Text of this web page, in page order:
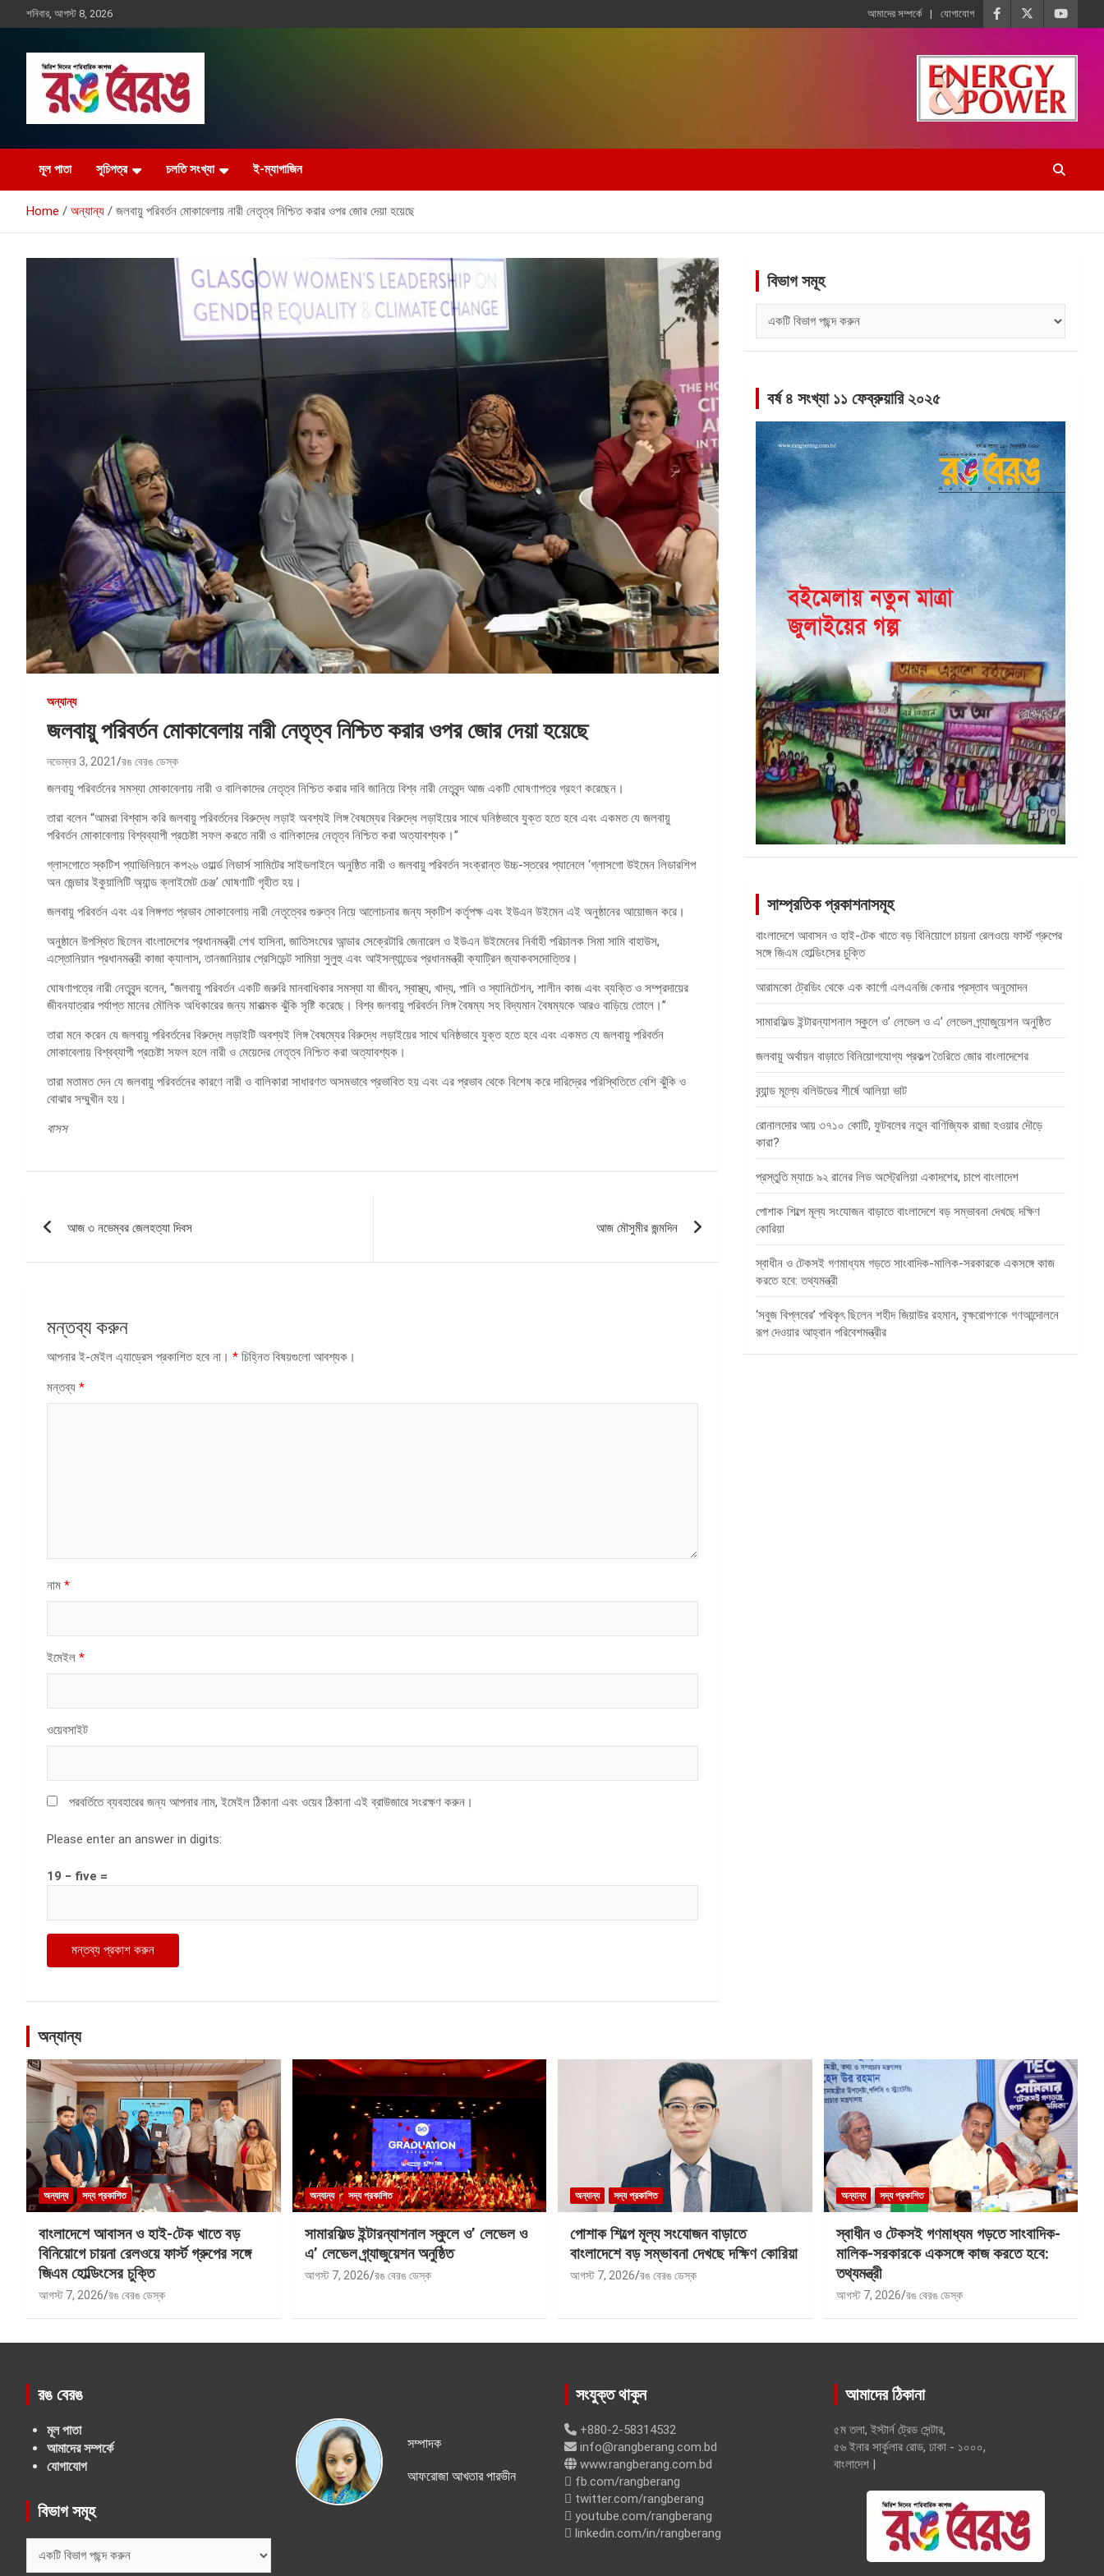
to
শনিবার, আগস্ট 8, 2026 আমাদের সম্পর্কে যোগাযোগ
রঙ বেরঙ
মূল পাতা সূচিপত্র চলতি সংখ্যা ই-ম্যাগাজিন
Home অন্যান্য জলবায়ু পরিবর্তন মোকাবেলায় নারী নেতৃত্ব নিশ্চিত করার ওপর জোর দেয়া হয়েছে
অন্যান্য
জলবায়ু পরিবর্তন মোকাবেলায় নারী নেতৃত্ব নিশ্চিত করার ওপর জোর দেয়া হয়েছে
নভেম্বর 3, 2021 রঙ বেরঙ ডেস্ক
জলবায়ু পরিবর্তনের সমস্যা মোকাবেলায় নারী ও বালিকাদের নেতৃত্ব নিশ্চিত করার দাবি জানিয়ে বিশ্ব নারী নেতৃবৃন্দ আজ একটি ঘোষণাপত্র গ্রহণ করেছেন।
তারা বলেন “আমরা বিশ্বাস করি জলবায়ু পরিবর্তনের বিরুদ্ধে লড়াই অবশ্যই লিঙ্গ বৈষম্যের বিরুদ্ধে লড়াইয়ের সাথে ঘনিষ্ঠভাবে যুক্ত হতে হবে এবং একমত যে জলবায়ু
পরিবর্তন মোকাবেলায় বিশ্বব্যাপী প্রচেষ্টা সফল করতে নারী ও বালিকাদের নেতৃত্ব নিশ্চিত করা অত্যাবশ্যক।”
গ্লাসগোতে স্কটিশ প্যাভিলিয়নে কপ২৬ ওয়ার্ল্ড লিডার্স সামিটের সাইডলাইনে অনুষ্ঠিত নারী ও জলবায়ু পরিবর্তন সংক্রান্ত উচ্চ-স্তরের প্যানেলে ‘গ্লাসগো উইমেন লিডারশিপ
অন জেন্ডার ইকুয়ালিটি অ্যান্ড ক্লাইমেট চেঞ্জ’ ঘোষণাটি গৃহীত হয়।
জলবায়ু পরিবর্তন এবং এর লিঙ্গগত প্রভাব মোকাবেলায় নারী নেতৃত্বের গুরুত্ব নিয়ে আলোচনার জন্য স্কটিশ কর্তৃপক্ষ এবং ইউএন উইমেন এই অনুষ্ঠানের আয়োজন করে।
অনুষ্ঠানে উপস্থিত ছিলেন বাংলাদেশের প্রধানমন্ত্রী শেখ হাসিনা, জাতিসংঘের আন্ডার সেক্রেটারি জেনারেল ও ইউএন উইমেনের নির্বাহী পরিচালক সিমা সামি বাহাউস,
এস্তোনিয়ান প্রধানমন্ত্রী কাজা ক্যালাস, তানজানিয়ার প্রেসিডেন্ট সামিয়া সুলুহু এবং আইসল্যান্ডের প্রধানমন্ত্রী ক্যাট্রিন জ্যাকবসদোত্তির।
ঘোষণাপত্রে নারী নেতৃবৃন্দ বলেন, “জলবায়ু পরিবর্তন একটি জরুরি মানবাধিকার সমস্যা যা জীবন, স্বাস্থ্য, খাদ্য, পানি ও স্যানিটেশন, শালীন কাজ এবং ব্যক্তি ও সম্প্রদায়ের
জীবনযাত্রার পর্যাপ্ত মানের মৌলিক অধিকারের জন্য মারাত্মক ঝুঁকি সৃষ্টি করেছে। বিশ্ব জলবায়ু পরিবর্তন লিঙ্গ বৈষম্য সহ বিদ্যমান বৈষম্যকে আরও বাড়িয়ে তোলে।”
তারা মনে করেন যে জলবায়ু পরিবর্তনের বিরুদ্ধে লড়াইটি অবশ্যই লিঙ্গ বৈষম্যের বিরুদ্ধে লড়াইয়ের সাথে ঘনিষ্ঠভাবে যুক্ত হতে হবে এবং একমত যে জলবায়ু পরিবর্তন
মোকাবেলায় বিশ্বব্যাপী প্রচেষ্টা সফল হলে নারী ও মেয়েদের নেতৃত্ব নিশ্চিত করা অত্যাবশ্যক।
তারা মতামত দেন যে জলবায়ু পরিবর্তনের কারণে নারী ও বালিকারা সাধারণত অসমভাবে প্রভাবিত হয় এবং এর প্রভাব থেকে বিশেষ করে দারিদ্রের পরিস্থিতিতে বেশি ঝুঁকি ও
বোঝার সম্মুখীন হয়।
বাসস
আজ ৩ নভেম্বর জেলহত্যা দিবস আজ মৌসুমীর জন্মদিন
মন্তব্য করুন
আপনার ই-মেইল এ্যাড্রেস প্রকাশিত হবে না। * চিহ্নিত বিষয়গুলো আবশ্যক।
মন্তব্য *
নাম *
ইমেইল *
ওয়েবসাইট
পরবর্তিতে ব্যবহারের জন্য আপনার নাম, ইমেইল ঠিকানা এবং ওয়েব ঠিকানা এই ব্রাউজারে সংরক্ষণ করুন।
Please enter an answer in digits:
19 − five =
বিভাগ সমূহ
সমূহ
বর্ষ ৪ সংখ্যা ১১ ফেব্রুয়ারি ২০২৫
সাম্প্রতিক প্রকাশনাসমূহ
বাংলাদেশে আবাসন ও হাই-টেক খাতে বড় বিনিয়োগে চায়না রেলওয়ে ফার্স্ট গ্রুপের
সঙ্গে জিএম হোল্ডিংসের চুক্তি
আরামকো ট্রেডিং থেকে এক কার্গো এলএনজি কেনার প্রস্তাব অনুমোদন
সামারফিল্ড ইন্টারন্যাশনাল স্কুলে ও’ লেভেল ও এ’ লেভেল গ্র্যাজুয়েশন অনুষ্ঠিত
জলবায়ু অর্থায়ন বাড়াতে বিনিয়োগযোগ্য প্রকল্প তৈরিতে জোর বাংলাদেশের
ব্র্যান্ড মূল্যে বলিউডের শীর্ষে আলিয়া ভাট
রোনালদোর আয় ৩৭১০ কোটি, ফুটবলের নতুন বাণিজ্যিক রাজা হওয়ার দৌড়ে
কারা?
প্রস্তুতি ম্যাচে ৯২ রানের লিড অস্ট্রেলিয়া একাদশের, চাপে বাংলাদেশ
পোশাক শিল্পে মূল্য সংযোজন বাড়াতে বাংলাদেশে বড় সম্ভাবনা দেখছে দক্ষিণ
কোরিয়া
স্বাধীন ও টেকসই গণমাধ্যম গড়তে সাংবাদিক-মালিক-সরকারকে একসঙ্গে কাজ
করতে হবে: তথ্যমন্ত্রী
‘সবুজ বিপ্লবের’ পথিকৃৎ ছিলেন শহীদ জিয়াউর রহমান, বৃক্ষরোপণকে গণআন্দোলনে
রূপ দেওয়ার আহ্বান পরিবেশমন্ত্রীর
অন্যান্য
অন্যান্য সদ্য প্রকাশিত
বাংলাদেশে আবাসন ও হাই-টেক খাতে বড়
বিনিয়োগে চায়না রেলওয়ে ফার্স্ট গ্রুপের সঙ্গে
জিএম হোল্ডিংসের চুক্তি
আগস্ট 7, 2026 রঙ বেরঙ ডেস্ক
অন্যান্য সদ্য প্রকাশিত
সামারফিল্ড ইন্টারন্যাশনাল স্কুলে ও’ লেভেল ও
এ’ লেভেল গ্র্যাজুয়েশন অনুষ্ঠিত
আগস্ট 7, 2026 রঙ বেরঙ ডেস্ক
অন্যান্য সদ্য প্রকাশিত
পোশাক শিল্পে মূল্য সংযোজন বাড়াতে
বাংলাদেশে বড় সম্ভাবনা দেখছে দক্ষিণ কোরিয়া
আগস্ট 7, 2026 রঙ বেরঙ ডেস্ক
অন্যান্য সদ্য প্রকাশিত
স্বাধীন ও টেকসই গণমাধ্যম গড়তে সাংবাদিক-
মালিক-সরকারকে একসঙ্গে কাজ করতে হবে:
তথ্যমন্ত্রী
আগস্ট 7, 2026 রঙ বেরঙ ডেস্ক
রঙ বেরঙ
মূল পাতা
আমাদের সম্পর্কে
যোগাযোগ
বিভাগ সমূহ
সমূহ
সম্পাদক
আফরোজা আখতার পারভীন
সংযুক্ত থাকুন
+880-2-58314532
info@rangberang.com.bd
www.rangberang.com.bd
fb.com/rangberang
twitter.com/rangberang
youtube.com/rangberang
linkedin.com/in/rangberang
আমাদের ঠিকানা
৫ম তলা, ইস্টার্ন ট্রেড সেন্টার,
৫৬ ইনার সার্কুলার রোড, ঢাকা - ১০০০,
বাংলাদেশ |